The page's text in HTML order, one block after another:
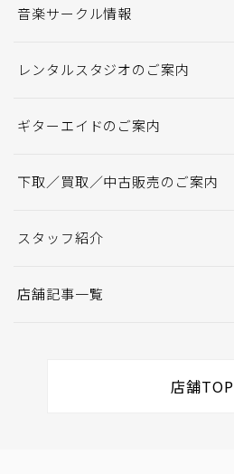
音楽サークル情報
レンタルスタジオのご案内
ギターエイドのご案内
下取／買取／中古販売のご案内
スタッフ紹介
店舗記事一覧
店舗TOP